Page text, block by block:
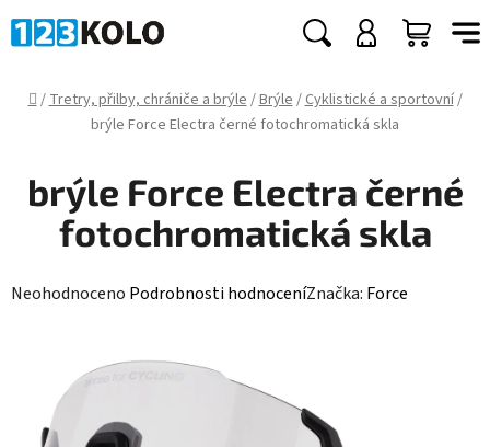
na
Hledat
KOŠÍK
Domů
/Tretry, přilby, chrániče a brýle/Brýle/Cyklistické a sportovní/
brýle Force Electra černé fotochromatická skla
brýle Force Electra černé
fotochromatická skla
Průměrné
Neohodnoceno Podrobnosti hodnoceníZnačka: Force